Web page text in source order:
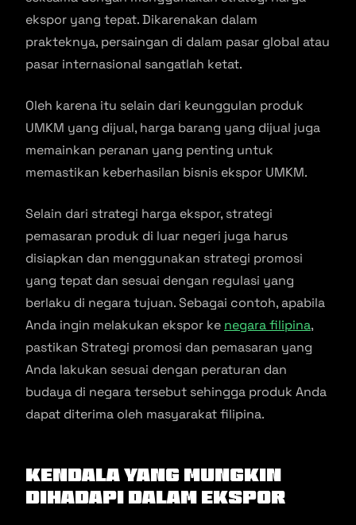
ekspor yang tepat. Dikarenakan dalam
prakteknya, persaingan di dalam pasar global atau
pasar internasional sangatlah ketat.
Oleh karena itu selain dari keunggulan produk
UMKM yang dijual, harga barang yang dijual juga
memainkan peranan yang penting untuk
memastikan keberhasilan bisnis ekspor UMKM.
Selain dari strategi harga ekspor, strategi
pemasaran produk di luar negeri juga harus
disiapkan dan menggunakan strategi promosi
yang tepat dan sesuai dengan regulasi yang
berlaku di negara tujuan. Sebagai contoh, apabila
Anda ingin melakukan ekspor ke negara filipina,
pastikan Strategi promosi dan pemasaran yang
Anda lakukan sesuai dengan peraturan dan
budaya di negara tersebut sehingga produk Anda
dapat diterima oleh masyarakat filipina.
Kendala Yang Mungkin
Dihadapi dalam Ekspor